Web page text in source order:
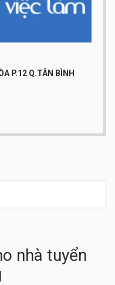
P.12 Q.TÂN BÌNH
nhà tuyển